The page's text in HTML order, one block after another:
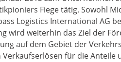
Fiege tätig. Sowohl
Logistics International AG
wird weiterhin das Ziel der
auf dem Gebiet der
für die Anteile